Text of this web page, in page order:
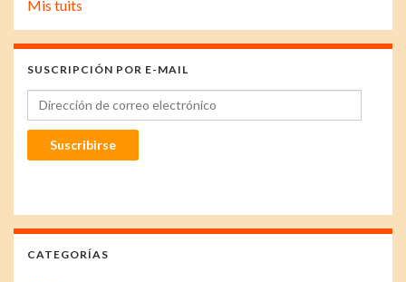
Mis tuits
SUSCRIPCIÓN POR E-MAIL
Dirección de correo electrónico
Suscribirse
CATEGORÍAS